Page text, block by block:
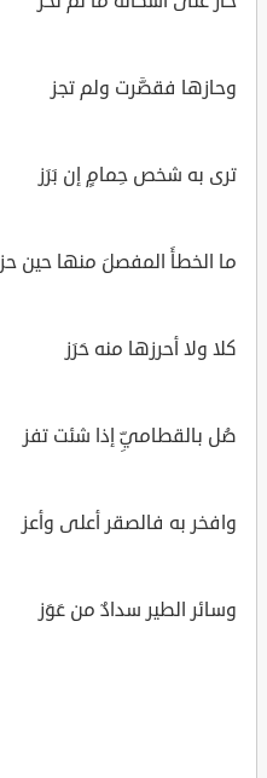
وحازها فقصَّرت ولم تجز
ترى به شخص حِمامٍ إن بَرَز
ما الخطأَ المفصلَ منها حين حز
كلا ولا أحرزها منه حَرَز
صُل بالقطاميِّ إذا شئت تفز
وافخر به فالصقر أعلى وأعز
وسائر الطير سدادٌ من عَوَز